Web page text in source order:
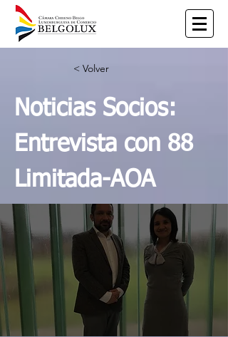
< Volver
Noticias Socios:
Entrevista con 88
Limitada-AOA